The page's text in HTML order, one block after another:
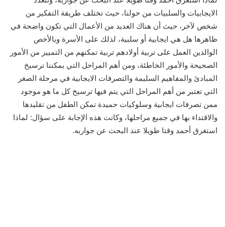
الايجابيات والسلبيات من حولنا، حيث تختلف طريقة التفكير من
شخص لآخر، حيث أن هناك العديد من الأعمال التي تكون واضحة في
ظاهرها هل هي ايجابية أو سلبية، لذلك على الأسرة وبالأخص
الوالدين العمل على تربية أولادهم تربية تمكنهم من التمييز من الأمور
الصحيحة والأمور الخاطئة، ومن أهم المراحل التي يمكننا ترسيخ
المبادئ والمفاهيم السليمة والتصرفات الايجابية في مرحلة الصغر
التي تعتبر من أهم المراحل التي يتم فيها ترسيخ كل ما هو موجود
ممن تصرفات ايجابية وسلوكيات حميدة تمكن الطفل من تقليدها
والاقتداء بها في جميع مراحلها، وكانت هذه الإجابة على سؤال: لماذا
استغرق أحمد وقتا طويلا عند البحث عن جواربه.